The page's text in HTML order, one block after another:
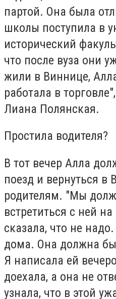
партой. Она была
школы поступила в
исторический
что после вуза они
жили в Виннице,
работала в
Лиана Полянская.
Простила водителя?
В тот вечер Алла
поезд и вернуться в
родителям. "Мы
встретиться с ней
сказала, что не
дома. Она должна
Я написала ей
доехала, а она не
узнала, что в этой